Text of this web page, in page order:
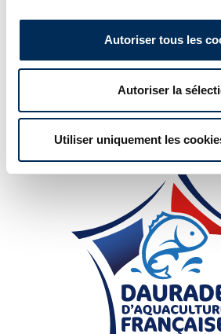
Autoriser tous les
Autoriser la
Utiliser uniquement les